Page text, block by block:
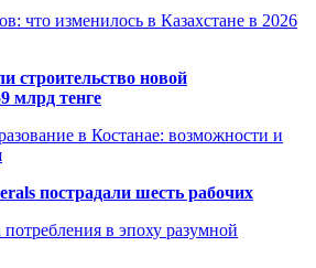
что изменилось в Казахстане в 2026
строительство новой
млрд тенге
в Костанае: возможности и
пострадали шесть рабочих
потребления в эпоху разумной